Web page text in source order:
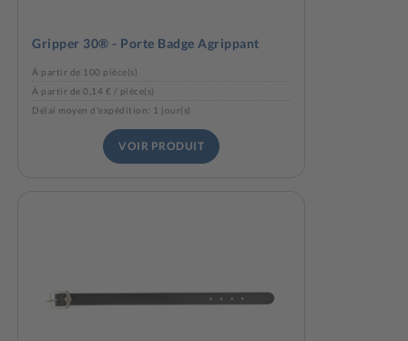
Gripper 30® - Porte Badge Agrippant
À partir de 100 pièce(s)
À partir de 0,14 € / pièce(s)
Délai moyen d'expédition: 1 jour(s)
VOIR PRODUIT